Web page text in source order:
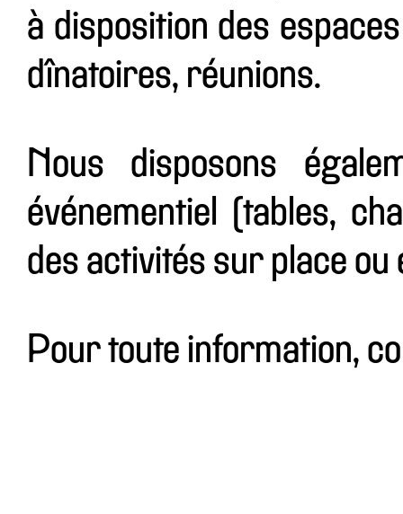
à disposition des
dînatoires, réunions.
Nous disposons
événementiel (tables,
des activités sur place
Pour toute information,